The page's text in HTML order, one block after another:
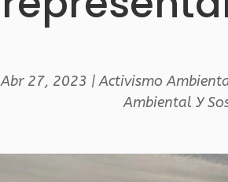
Abr 27, 2023 |Activismo
Ambiental Y